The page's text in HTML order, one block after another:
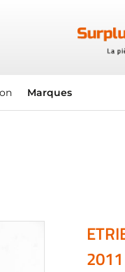
Marques
2011